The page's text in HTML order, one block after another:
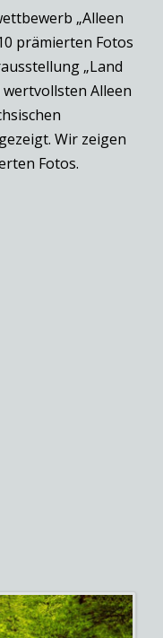
„Alleen
prämierten Fotos
„Land
Alleen
Wir zeigen
Fotos.